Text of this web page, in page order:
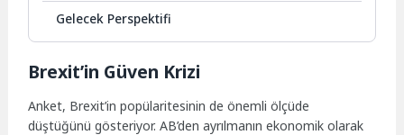
Gelecek Perspektifi
Brexit’in Güven Krizi
Anket, Brexit’in popülaritesinin de önemli ölçüde
düştüğünü gösteriyor. AB’den ayrılmanın ekonomik olarak